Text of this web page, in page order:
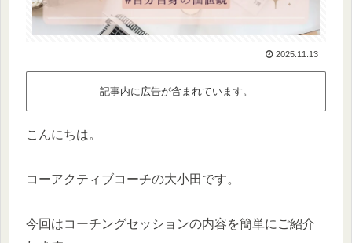
2025.11.13
記事内に広告が含まれています。
こんにちは。
コーアクティブコーチの大小田です。
今回はコーチングセッションの内容を簡単にご紹介